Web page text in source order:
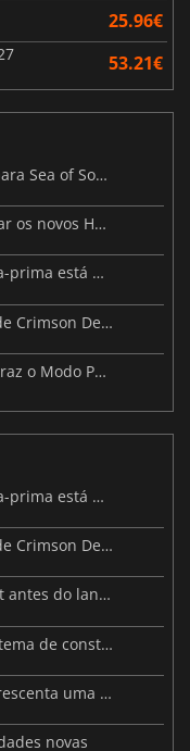
25.96€
53.21€
Hollow Knight: Silksong prepara-se para Sea of Sorrow com um patch
A Invasão dos Illuminados: Conquistar os novos Helldivers 2 Atualização!
GTA VI: Para além dos atrasos, a obra-prima está quase a chegar
Pearl Abyss revela imagens de jogo de Crimson Desert para a PS5
A atualização da Nintendo Switch 2 traz o Modo Portátil aos jogos mais antigos da Switch
GTA VI: Para além dos atrasos, a obra-prima está quase a chegar
Pearl Abyss revela imagens de jogo de Crimson Desert para a PS5
A controvérsia atinge Crimson Desert antes do lançamento
Subnautica 2 apresenta um novo sistema de construção de bases
O primeiro DLC de Borderlands 4 acrescenta uma nova personagem e muito mais
novas